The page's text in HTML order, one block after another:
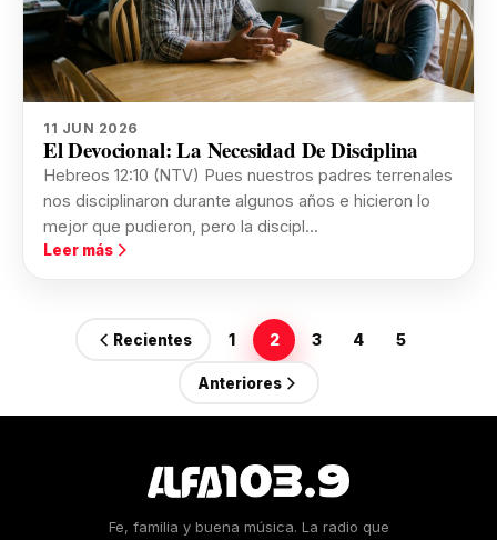
11 JUN 2026
El Devocional: La Necesidad De Disciplina
Hebreos 12:10 (NTV) Pues nuestros padres terrenales
nos disciplinaron durante algunos años e hicieron lo
mejor que pudieron, pero la discipl...
Leer más
Recientes 1 2 3 4 5
Anteriores
Fe, familia y buena música. La radio que